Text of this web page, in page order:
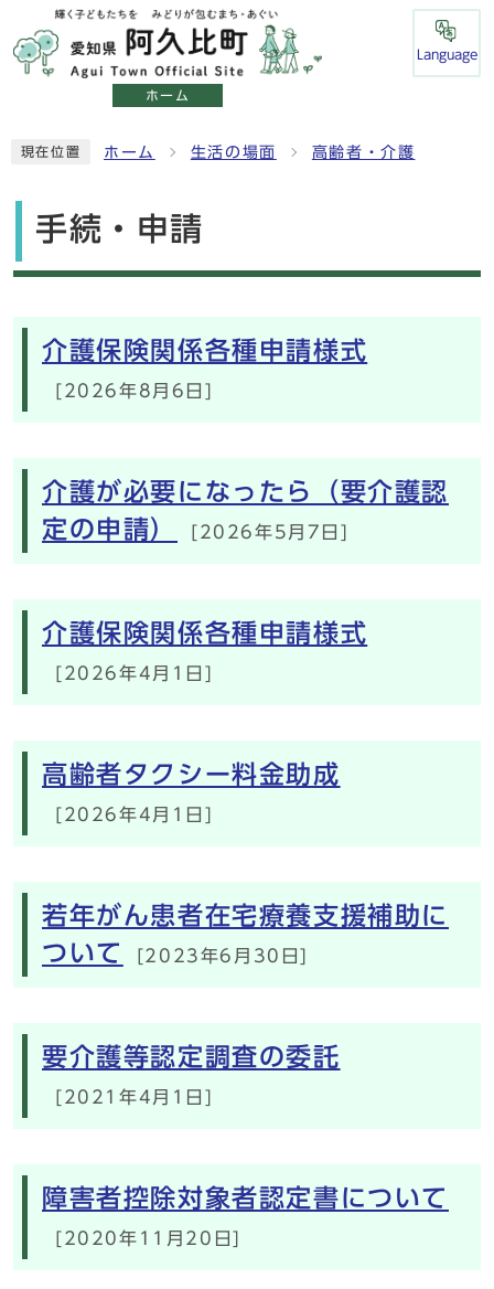
ホーム
Language
現在位置 ホーム 生活の場面 高齢者・介護
手続・申請
メインメニュー
介護保険関係各種申請様式
[2026年8月6日]
介護が必要になったら（要介護認
定の申請）
[2026年5月7日]
介護保険関係各種申請様式
[2026年4月1日]
高齢者タクシー料金助成
[2026年4月1日]
若年がん患者在宅療養支援補助に
ついて
[2023年6月30日]
要介護等認定調査の委託
[2021年4月1日]
障害者控除対象者認定書について
[2020年11月20日]